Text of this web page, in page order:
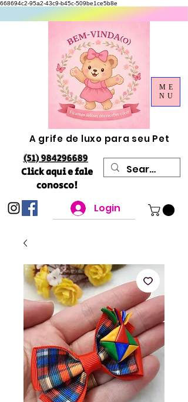
668694c2-95a2-43c9-b45c-509be1ce5b8e
A grife de luxo para seu Pet
(51) 984296689
Click aqui e fale
conosco!
Login
ME
NU